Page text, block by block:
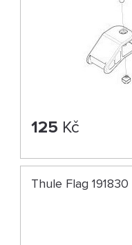
125 Kč
Thule Flag 191830